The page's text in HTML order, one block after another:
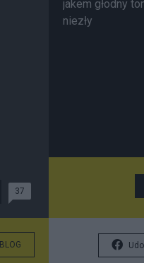
37
BLOG
jakem głodny
niezły